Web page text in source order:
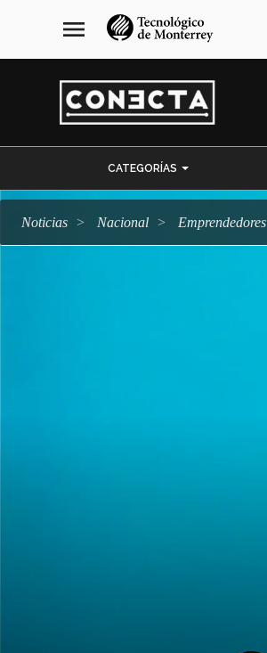
navegación
principal
menu
CATEGORÍAS
Noticias Nacional emprendedores